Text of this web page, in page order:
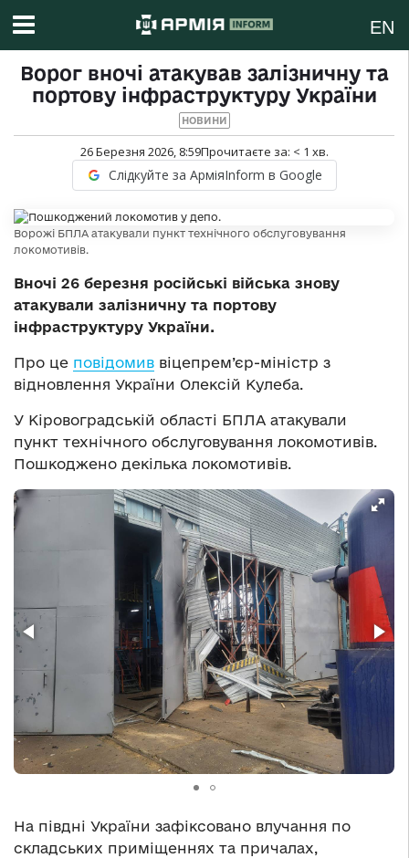
EN
Ворог вночі атакував залізничну та
портову інфраструктуру України
НОВИНИ
26 Березня 2026, 8:59Прочитаєте за: < 1 хв.
Слідкуйте за АрміяInform в Google
Ворожі БПЛА атакували пункт технічного обслуговування
локомотивів.
Вночі 26 березня російські війська знову
атакували залізничну та портову
інфраструктуру України.
Про це повідомив віцепрем’єр-міністр з
відновлення України Олексій Кулеба.
У Кіровоградській області БПЛА атакували
пункт технічного обслуговування локомотивів.
Пошкоджено декілька локомотивів.
На півдні України зафіксовано влучання по
складських приміщеннях та причалах,